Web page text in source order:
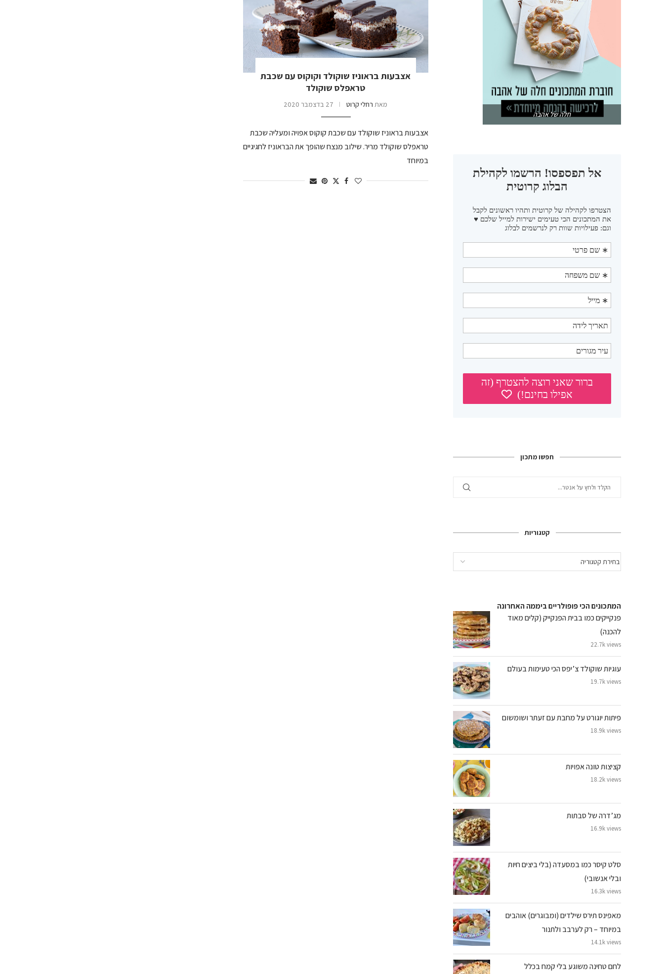
אצבעות בראוניז שוקולד וקוקוס עם שכבת
טראפלס שוקולד
מאת רחלי קרוט 27 בדצמבר 2020
אצבעות בראוניז שוקולד עם שכבת קוקוס אפויה ומעליה שכבת
טראפלס שוקולד מריר. שילוב מנצח שהופך את הבראוניז לחגיגיים
במיוחד
חלה של אהבה
חפשו מתכון
קטגוריות
המתכונים הכי פופולריים ביממה האחרונה
פנקייקים כמו בבית הפנקייק (קלים מאוד
להכנה)
22.7k views
עוגיות שוקולד צ’יפס הכי טעימות בעולם
19.7k views
פיתות יוגורט על מחבת עם זעתר ושומשום
18.9k views
קציצות טונה אפויות
18.2k views
מג’דרה של סבתות
16.9k views
סלט קיסר כמו במסעדה (בלי ביצים חיות
ובלי אנשובי)
16.3k views
מאפינס תירס שילדים (ומבוגרים) אוהבים
במיוחד – רק לערבב ולתנור
14.1k views
לחם טחינה משוגע בלי קמח בכלל